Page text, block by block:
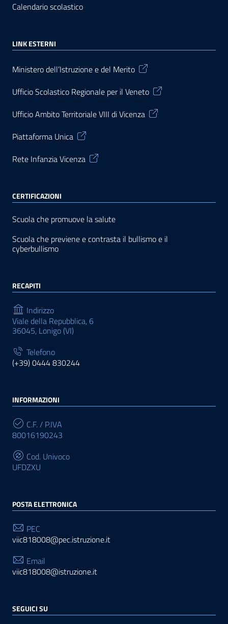
Calendario scolastico
LINK ESTERNI
Ministero dell’Istruzione e del Merito
Ufficio Scolastico Regionale per il Veneto
Ufficio Ambito Territoriale VIII di Vicenza
Piattaforma Unica
Rete Infanzia Vicenza
CERTIFICAZIONI
Scuola che promuove la salute
Scuola che previene e contrasta il bullismo e il
cyberbullismo
RECAPITI
Indirizzo
Viale della Repubblica, 6
36045, Lonigo (VI)
Telefono
(+39) 0444 830244
INFORMAZIONI
C.F. / P.IVA
80016190243
Cod. Univoco
UFDZXU
POSTA ELETTRONICA
PEC
viic818008@pec.istruzione.it
Email
viic818008@istruzione.it
SEGUICI SU